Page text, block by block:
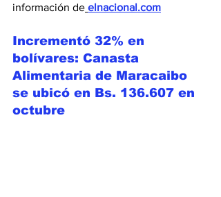
información de elnacional.com
Incrementó 32% en
bolívares: Canasta
Alimentaria de Maracaibo
se ubicó en Bs. 136.607 en
octubre